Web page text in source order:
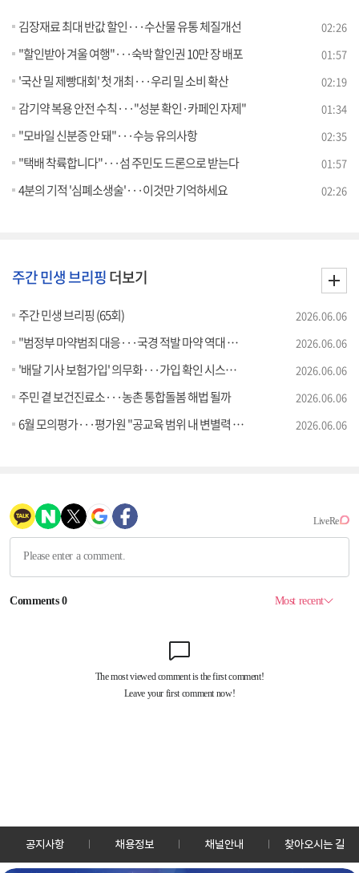
김장재료 최대 반값 할인···수산물 유통 체질개선 02:26
"할인받아 겨울 여행"···숙박 할인권 10만 장 배포 01:57
'국산 밀 제빵대회' 첫 개최···우리 밀 소비 확산 02:19
감기약 복용 안전 수칙···"성분 확인·카페인 자제" 01:34
"모바일 신분증 안 돼"···수능 유의사항 02:35
"택배 착륙합니다"···섬 주민도 드론으로 받는다 01:57
4분의 기적 '심폐소생술'···이것만 기억하세요 02:26
주간 민생 브리핑더보기
주간 민생 브리핑 (65회) 2026.06.06
"범정부 마약범죄 대응···국경 적발 마약 역대 최대" 2026.06.06
'배달 기사 보험가입' 의무화···가입 확인 시스템 구축 2026.06.06
주민 곁 보건진료소···농촌 통합돌봄 해법 될까 2026.06.06
6월 모의평가···평가원 "공교육 범위 내 변별력 확보" 2026.06.06
공지사항 채용정보 채널안내 찾아오시는 길